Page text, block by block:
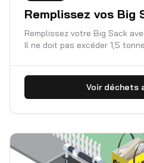
Remplissez vos Big
Remplissez votre Big Sack
Il ne doit pas excéder 1,5
Voir déchets